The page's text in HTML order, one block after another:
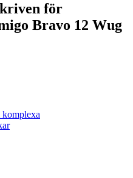
för
Bravo 12 Wug